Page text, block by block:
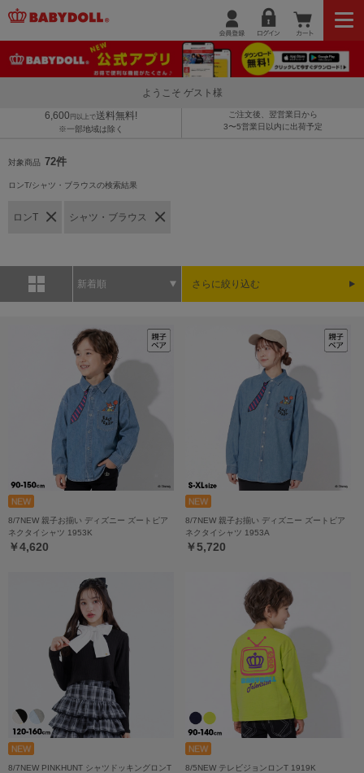
ようこそ ゲスト様
6,600 円以上で送料無料!
※一部地域は除く
ご注文後、翌営業日から
3〜5営業日以内に出荷予定
対象商品 72件
ロンT/シャツ・ブラウスの検索結果
ロンT シャツ・ブラウス
新着順 さらに絞り込む
8/7NEW 親子お揃い ディズニー ズートピア
ネクタイシャツ 1953K
￥4,620
8/7NEW 親子お揃い ディズニー ズートピア
ネクタイシャツ 1953A
￥5,720
8/7NEW PINKHUNT シャツドッキングロンT
8/5NEW テレビジョンロンT 1919K